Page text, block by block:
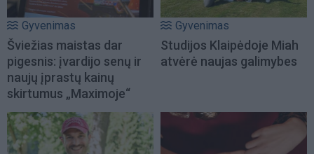
Gyvenimas
Šviežias maistas dar
pigesnis: įvardijo senų ir
naujų įprastų kainų
skirtumus „Maximoje“
Gyvenimas
Studijos Klaipėdoje Miah
atvėrė naujas galimybes